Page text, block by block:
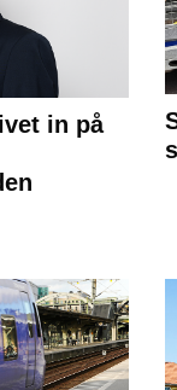
in på